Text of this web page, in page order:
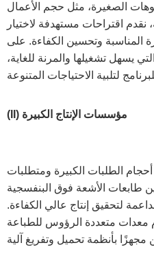
الصغيرة، مثل حجم الأعمال
اقتراحات مستهدفة لاختيار
المناسبة وتحسين الكفاءة. على
يسهل تشغيلها والمرنة للغاية،
(II) مؤسسات الإنتاج الكبيرة
الطلبات الكبيرة ومتطلبات
طابعات الأشعة فوق البنفسجية
لتحقيق إنتاج عالي الكفاءة.
معدات متعددة الرؤوس للطباعة